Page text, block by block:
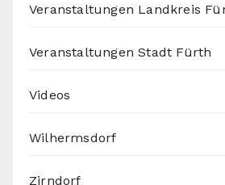
Veranstaltungen Landkreis
Veranstaltungen Stadt Fürth
Videos
Wilhermsdorf
Zirndorf